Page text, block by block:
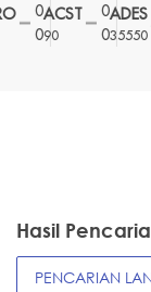
ACST
90
ADES
35550
Hasil
PENCARIAN